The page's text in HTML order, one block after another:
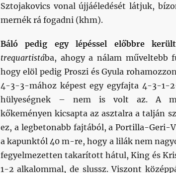
Sztojakovics vonal újjáéledését látjuk,
mernék rá fogadni (khm).
Báló pedig egy lépéssel előbbre
trequartistába, ahogy a nálam
hogy elöl pedig Proszi és Gyula
4-3-3-mához képest egy egyfajta 4-3-1-
hülyeségnek – nem is volt az. A
kőkeményen kicsapta az asztalra a talján
ez, a legbetonabb fajtából, a Portilla-Geri-
a kapunktól 40 m-re, hogy a lilák nem
fegyelmezetten takarított hátul, King és
1-2 alkalommal, de slussz. Viszont